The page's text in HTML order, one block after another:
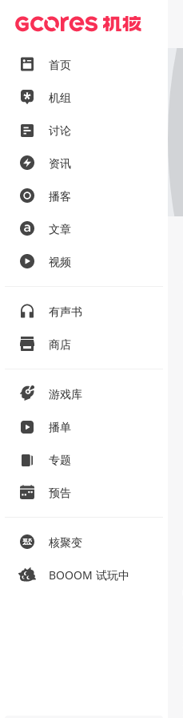
首页
机组
讨论
资讯
播客
文章
视频
有声书
商店
游戏库
播单
专题
预告
核聚变
BOOOM 试玩中